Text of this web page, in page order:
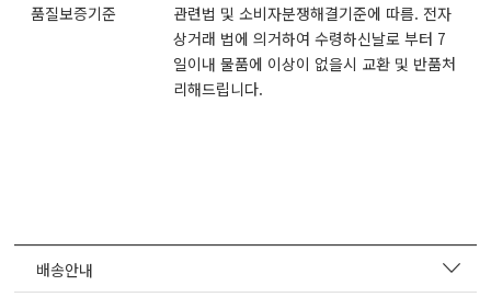
품질보증기준
관련법 및 소비자분쟁해결기준에 따름. 전자
상거래 법에 의거하여 수령하신날로 부터 7
일이내 물품에 이상이 없을시 교환 및 반품처
리해드립니다.
배송안내